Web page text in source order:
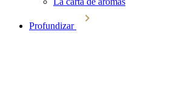
Profundizar